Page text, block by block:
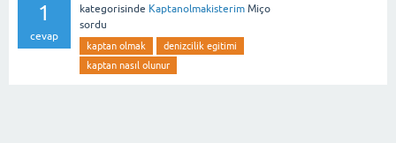
1
cevap
kategorisinde Kaptanolmakisterim Miço
sordu
kaptan olmak
denizcilik egitimi
kaptan nasıl olunur